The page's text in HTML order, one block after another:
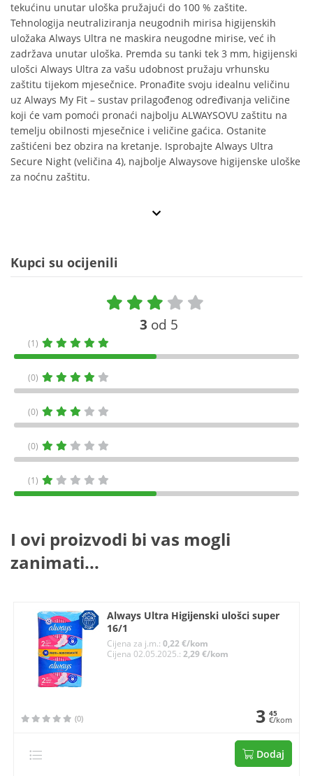
tekućinu unutar uloška pružajući do 100 % zaštite.
Tehnologija neutraliziranja neugodnih mirisa higijenskih
uložaka Always Ultra ne maskira neugodne mirise, već ih
zadržava unutar uloška. Premda su tanki tek 3 mm, higijenski
ulošci Always Ultra za vašu udobnost pružaju vrhunsku
zaštitu tijekom mjesečnice. Pronađite svoju idealnu veličinu
uz Always My Fit – sustav prilagođenog određivanja veličine
koji će vam pomoći pronaći najbolju ALWAYSOVU zaštitu na
temelju obilnosti mjesečnice i veličine gaćica. Ostanite
zaštićeni bez obzira na kretanje. Isprobajte Always Ultra
Secure Night (veličina 4), najbolje Alwaysove higijenske uloške
za noćnu zaštitu.
Kupci su ocijenili
3 od 5
(1)
(0)
(0)
(0)
(1)
I ovi proizvodi bi vas mogli
zanimati...
Always Ultra Higijenski ulošci super
16/1
Cijena za j.m.:0,22 €/kom
Cijena 02.05.2025.:2,29 €/kom
(0) 3 45
€/kom
Dodaj